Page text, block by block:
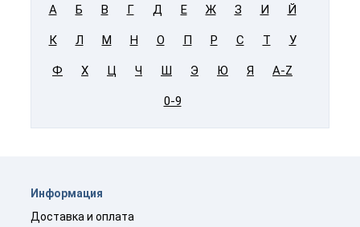
А Б В Г Д Е Ж З И Й
К Л М Н О П Р С Т У
Ф Х Ц Ч Ш Э Ю Я A-Z
0-9
Информация
Доставка и оплата